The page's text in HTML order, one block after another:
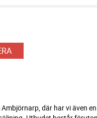
där har vi även en